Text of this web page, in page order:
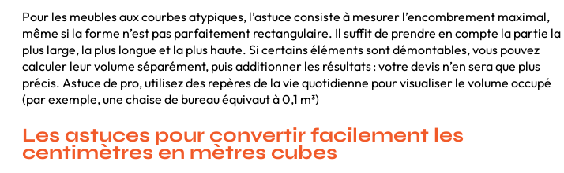
Pour les meubles aux courbes atypiques, l’astuce consiste à mesurer l’encombrement maximal,
même si la forme n’est pas parfaitement rectangulaire. Il suffit de prendre en compte la partie la
plus large, la plus longue et la plus haute. Si certains éléments sont démontables, vous pouvez
calculer leur volume séparément, puis additionner les résultats : votre devis n’en sera que plus
précis. Astuce de pro, utilisez des repères de la vie quotidienne pour visualiser le volume occupé
(par exemple, une chaise de bureau équivaut à 0,1 m³)
Les astuces pour convertir facilement les
centimètres en mètres cubes